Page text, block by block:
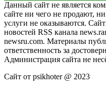
Данный сайт не является
сайте ни чего не продают,
услуги не оказываются.
новостей RSS канала
newsru.com. Материалы
ответственность за
Администрация сайта не
Сайт от psikhoter @ 2023